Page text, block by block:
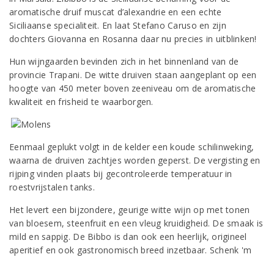
aromatische druif muscat d’alexandrie en een echte
Siciliaanse specialiteit. En laat Stefano Caruso en zijn
dochters Giovanna en Rosanna daar nu precies in uitblinken!
Hun wijngaarden bevinden zich in het binnenland van de
provincie Trapani. De witte druiven staan aangeplant op een
hoogte van 450 meter boven zeeniveau om de aromatische
kwaliteit en frisheid te waarborgen.
Eenmaal geplukt volgt in de kelder een koude schilinweking,
waarna de druiven zachtjes worden geperst. De vergisting en
rijping vinden plaats bij gecontroleerde temperatuur in
roestvrijstalen tanks.
Het levert een bijzondere, geurige witte wijn op met tonen
van bloesem, steenfruit en een vleug kruidigheid. De smaak is
mild en sappig. De Bibbo is dan ook een heerlijk, origineel
aperitief en ook gastronomisch breed inzetbaar. Schenk 'm